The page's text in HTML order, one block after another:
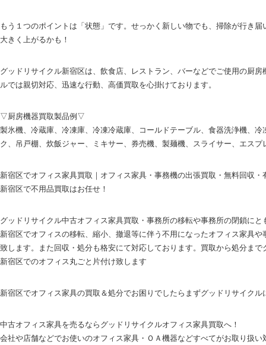
もう１つのポイントは「状態」です。せっかく新しい物でも、掃除が行き
大きく上がるかも！
グッドリサイクル新宿区は、飲食店、レストラン、バーなどでご使用の厨
ルでは親切対応、迅速な行動、高価買取を心掛けております。
▽厨房機器買取製品例▽
製氷機、冷蔵庫、冷凍庫、冷凍冷蔵庫、コールドテーブル、食器洗浄機、
ク、吊戸棚、炊飯ジャー、ミキサー、券売機、製麺機、スライサー、エスプ
新宿区でオフィス家具買取｜オフィス家具・事務機の出張買取・無料回収
新宿区で不用品買取はお任せ！
グッドリサイクル中古オフィス家具買取・事務所の移転や事務所の閉鎖に
新宿区でオフィスの移転、縮小、撤退等に伴う不用になったオフィス家具
致します。また回収・処分も格安にて対応しております。買取から処分ま
新宿区でのオフィス丸ごと片付け致します
新宿区でオフィス家具の買取＆処分でお困りでしたらまずグッドリサイクル
中古オフィス家具を売るならグッドリサイクルオフィス家具買取へ！
会社や店舗などでお使いのオフィス家具・ＯＡ機器などすべてがお取り扱